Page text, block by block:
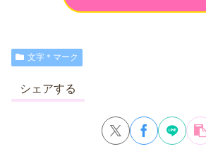
文字＊マーク
シェアする